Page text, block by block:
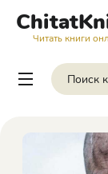
Читать книги